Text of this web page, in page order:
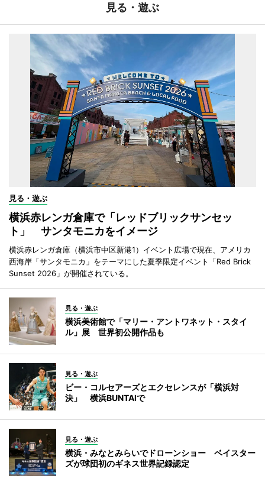
見る・遊ぶ
見る・遊ぶ
横浜赤レンガ倉庫で「レッドブリックサンセッ
ト」 サンタモニカをイメージ
横浜赤レンガ倉庫（横浜市中区新港1）イベント広場で現在、アメリカ
西海岸「サンタモニカ」をテーマにした夏季限定イベント「Red Brick
Sunset 2026」が開催されている。
見る・遊ぶ
横浜美術館で「マリー・アントワネット・スタイ
ル」展 世界初公開作品も
見る・遊ぶ
ビー・コルセアーズとエクセレンスが「横浜対
決」 横浜BUNTAIで
見る・遊ぶ
横浜・みなとみらいでドローンショー ベイスター
ズが球団初のギネス世界記録認定